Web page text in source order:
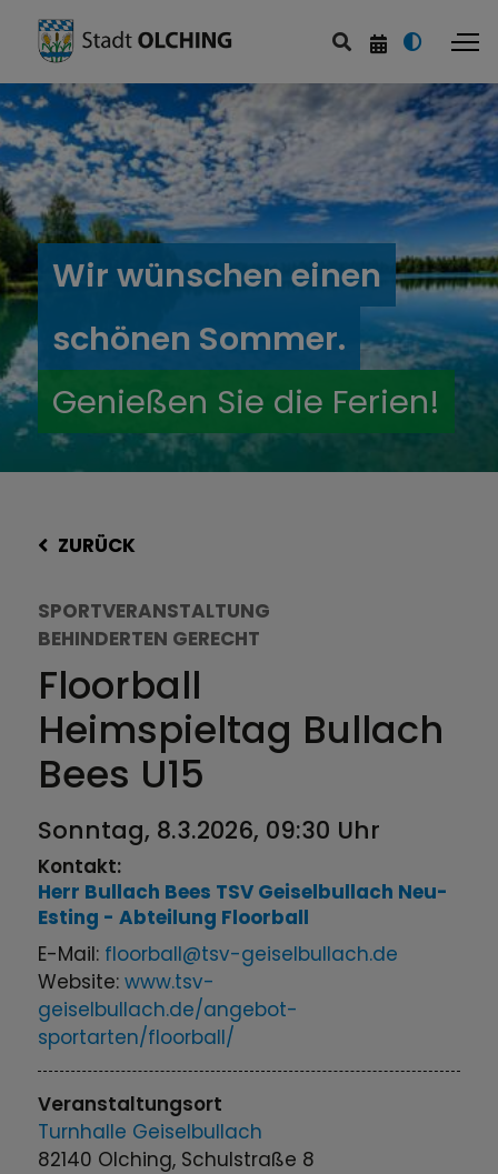
Wir wünschen einen
schönen Sommer.
Genießen Sie die Ferien!
ZURÜCK
SPORTVERANSTALTUNG
BEHINDERTEN GERECHT
Floorball
Heimspieltag Bullach
Bees U15
Sonntag, 8.3.2026, 09:30 Uhr
Kontakt:
Herr Bullach Bees TSV Geiselbullach Neu-
Esting - Abteilung Floorball
E-Mail: floorball@tsv-geiselbullach.de
Website:www.tsv-
geiselbullach.de/angebot-
sportarten/floorball/
Veranstaltungsort
Turnhalle Geiselbullach
82140 Olching, Schulstraße 8